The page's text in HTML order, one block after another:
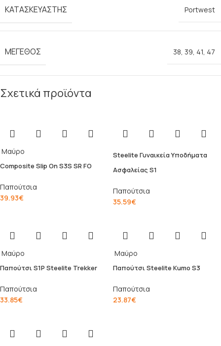
ΚΑΤΑΣΚΕΥΑΣΤΉΣ Portwest
ΜΈΓΕΘΟΣ 38, 39, 41, 47
Σχετικά προϊόντα
Μαύρο
Composite Slip On S3S SR FO
Παπούτσια
39.93€
Steelite Γυναικεία Υποδήματα
Ασφαλείας S1
Παπούτσια
35.59€
Μαύρο
Παπούτσι S1P Steelite Trekker
Παπούτσια
33.85€
Μαύρο
Παπούτσι Steelite Kumo S3
Παπούτσια
23.87€